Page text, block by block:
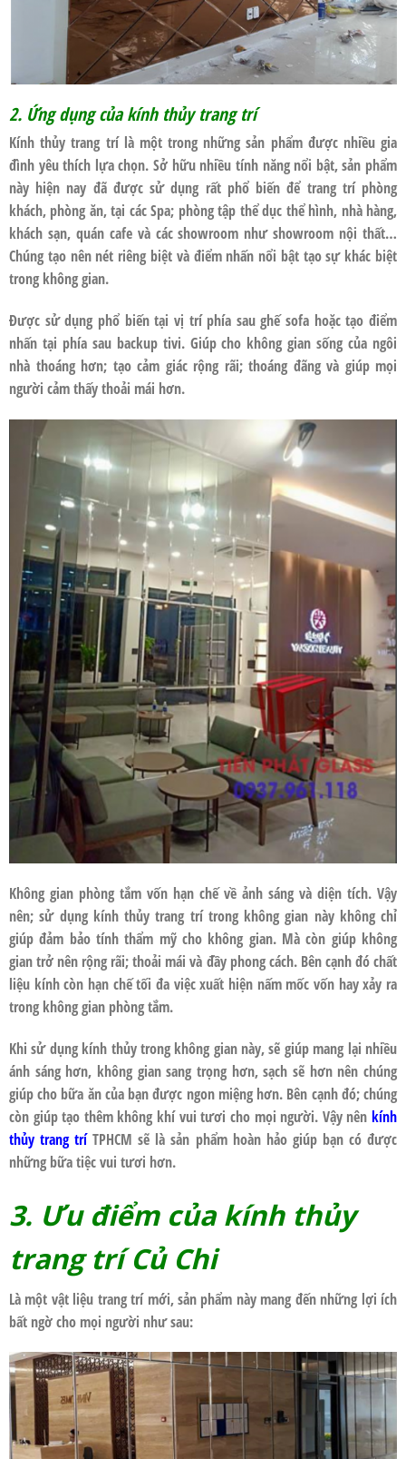
2. Ứng dụng của kính thủy trang trí
Kính thủy trang trí là một trong những sản phẩm được nhiều gia
đình yêu thích lựa chọn. Sở hữu nhiều tính năng nổi bật, sản phẩm
này hiện nay đã được sử dụng rất phổ biến để trang trí phòng
khách, phòng ăn, tại các Spa; phòng tập thể dục thể hình, nhà hàng,
khách sạn, quán cafe và các showroom như showroom nội thất…
Chúng tạo nên nét riêng biệt và điểm nhấn nổi bật tạo sự khác biệt
trong không gian.
Được sử dụng phổ biến tại vị trí phía sau ghế sofa hoặc tạo điểm
nhấn tại phía sau backup tivi. Giúp cho không gian sống của ngôi
nhà thoáng hơn; tạo cảm giác rộng rãi; thoáng đãng và giúp mọi
người cảm thấy thoải mái hơn.
Không gian phòng tắm vốn hạn chế về ảnh sáng và diện tích. Vậy
nên; sử dụng kính thủy trang trí trong không gian này không chỉ
giúp đảm bảo tính thẩm mỹ cho không gian. Mà còn giúp không
gian trở nên rộng rãi; thoải mái và đầy phong cách. Bên cạnh đó chất
liệu kính còn hạn chế tối đa việc xuất hiện nấm mốc vốn hay xảy ra
trong không gian phòng tắm.
Khi sử dụng kính thủy trong không gian này, sẽ giúp mang lại nhiều
ánh sáng hơn, không gian sang trọng hơn, sạch sẽ hơn nên chúng
giúp cho bữa ăn của bạn được ngon miệng hơn. Bên cạnh đó; chúng
còn giúp tạo thêm không khí vui tươi cho mọi người. Vậy nên kính
thủy trang tríTPHCM sẽ là sản phẩm hoàn hảo giúp bạn có được
những bữa tiệc vui tươi hơn.
3. Ưu điểm của kính thủy
trang trí Củ Chi
Là một vật liệu trang trí mới, sản phẩm này mang đến những lợi ích
bất ngờ cho mọi người như sau: